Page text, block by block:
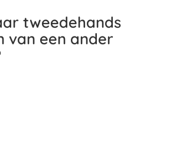
tweedehands
van een ander